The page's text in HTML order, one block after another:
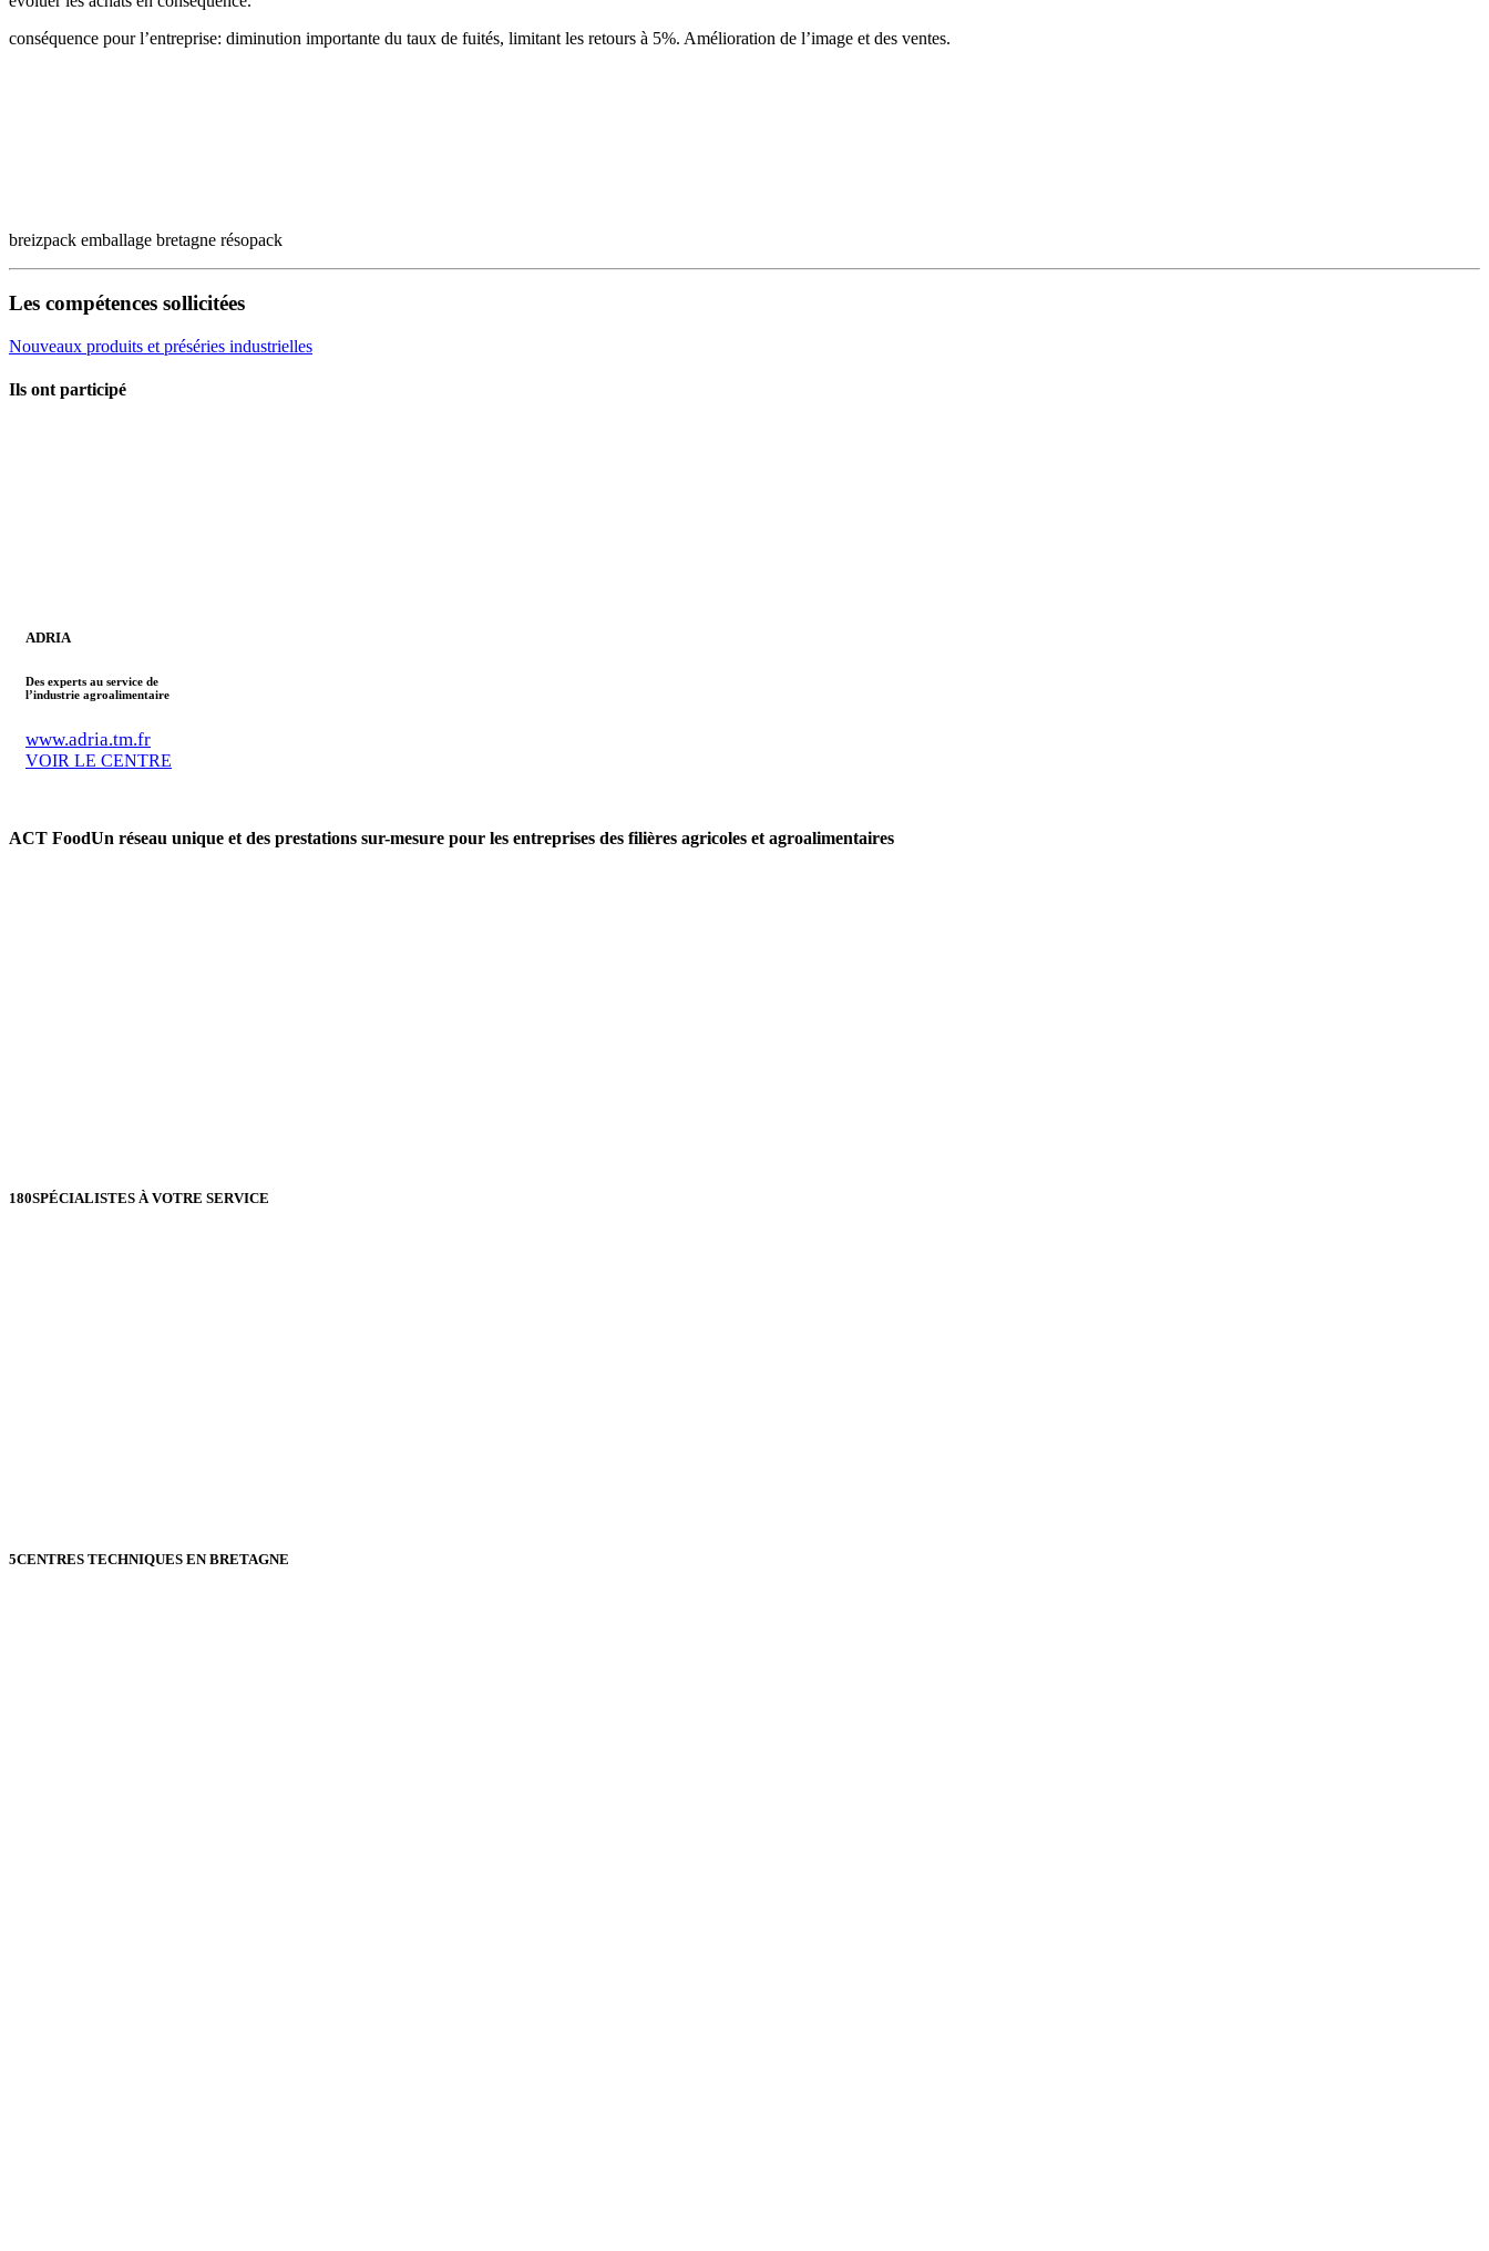
conséquence pour l’entreprise: diminution importante du taux de fuités, limitant les retours à 5%. Amélioration de l’image et des ventes.
breizpack emballage bretagne résopack
Les compétences sollicitées
Nouveaux produits et préséries industrielles
Ils ont participé
ADRIA
Des experts au service de
l’industrie agroalimentaire
www.adria.tm.fr
VOIR LE CENTRE
ACT FoodUn réseau unique et des prestations sur-mesure pour les entreprises des filières agricoles et agroalimentaires
180SPÉCIALISTES À VOTRE SERVICE
5CENTRES TECHNIQUES EN BRETAGNE